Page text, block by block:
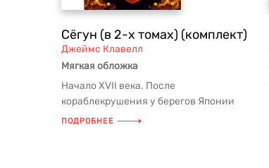
Сёгун (в 2-х томах) (комплект)
Джеймс Клавелл
Мягкая обложка
Начало XVII века. После
кораблекрушения у берегов Японии
английский штурман Джон Блэкторн
ПОДРОБНЕЕ